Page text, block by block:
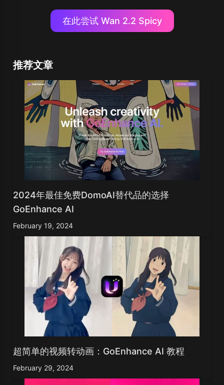
在此尝试 Wan 2.2 Spicy
推荐文章
2024年最佳免费DomoAI替代品的选择
GoEnhance AI
February 19, 2024
超简单的视频转动画：GoEnhance AI 教程
February 29, 2024